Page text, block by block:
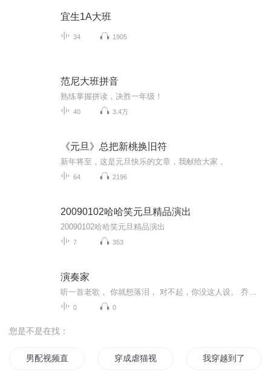
宜生1A大班
34 1905
范尼大班拼音
熟练掌握拼读，决胜一年级！
40 3.4万
《元旦》总把新桃换旧符
新年将至，这是元旦快乐的文章，我献给大家，
64 2196
20090102哈哈笑元旦精品演出
20090102哈哈笑元旦精品演出
7 353
演奏家
0 0
您是不是在找：
男配视频直播中 穿成虐猫视频的主角怎么办我穿越到了女频